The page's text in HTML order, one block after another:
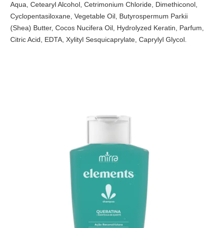
Aqua, Cetearyl Alcohol, Cetrimonium Chloride, Dimethiconol,
Cyclopentasiloxane, Vegetable Oil, Butyrospermum Parkii
(Shea) Butter, Cocos Nucifera Oil, Hydrolyzed Keratin, Parfum,
Citric Acid, EDTA, Xylityl Sesquicaprylate, Caprylyl Glycol.